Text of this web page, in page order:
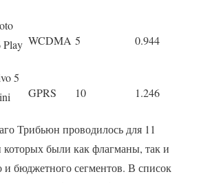
Play WCDMA 5 0.944
5
GPRS 10 1.246
Трибьюн проводилось для 11
которых были как флагманы, так и
и бюджетного сегментов. В список